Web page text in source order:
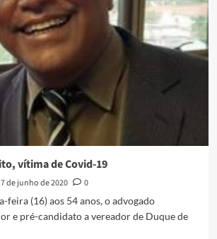
vítima de Covid-19
de junho de 2020
0
feira (16) aos 54 anos, o advogado
e pré-candidato a vereador de Duque de